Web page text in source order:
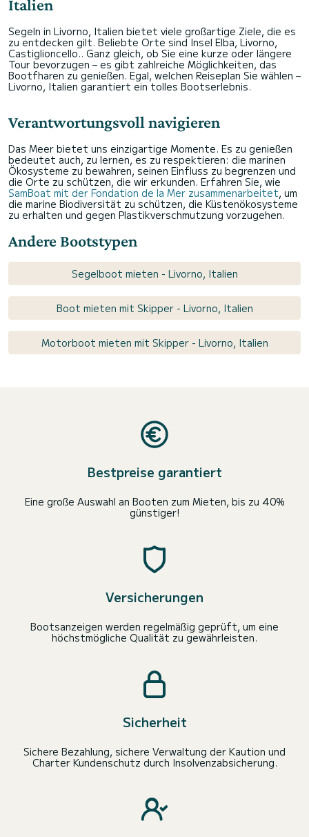
Italien
Segeln in Livorno, Italien bietet viele großartige Ziele, die es
zu entdecken gilt. Beliebte Orte sind Insel Elba, Livorno,
Castiglioncello.. Ganz gleich, ob Sie eine kurze oder längere
Tour bevorzugen – es gibt zahlreiche Möglichkeiten, das
Bootfharen zu genießen. Egal, welchen Reiseplan Sie wählen –
Livorno, Italien garantiert ein tolles Bootserlebnis.
Verantwortungsvoll navigieren
Das Meer bietet uns einzigartige Momente. Es zu genießen
bedeutet auch, zu lernen, es zu respektieren: die marinen
Ökosysteme zu bewahren, seinen Einfluss zu begrenzen und
die Orte zu schützen, die wir erkunden. Erfahren Sie, wie
SamBoat mit der Fondation de la Mer zusammenarbeitet, um
die marine Biodiversität zu schützen, die Küstenökosysteme
zu erhalten und gegen Plastikverschmutzung vorzugehen.
Andere Bootstypen
Segelboot mieten - Livorno, Italien
Boot mieten mit Skipper - Livorno, Italien
Motorboot mieten mit Skipper - Livorno, Italien
Bestpreise garantiert
Eine große Auswahl an Booten zum Mieten, bis zu 40%
günstiger!
Versicherungen
Bootsanzeigen werden regelmäßig geprüft, um eine
höchstmögliche Qualität zu gewährleisten.
Sicherheit
Sichere Bezahlung, sichere Verwaltung der Kaution und
Charter Kundenschutz durch Insolvenzabsicherung.